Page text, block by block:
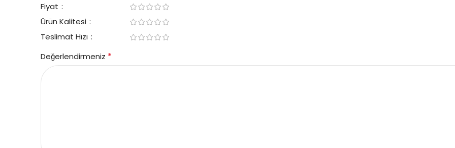
Fiyat
Ürün Kalitesi
Teslimat Hızı
Değerlendirmeniz *